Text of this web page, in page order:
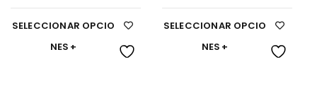
SELECCIONAR OPCIO
NES
SELECCIONAR OPCIO
NES